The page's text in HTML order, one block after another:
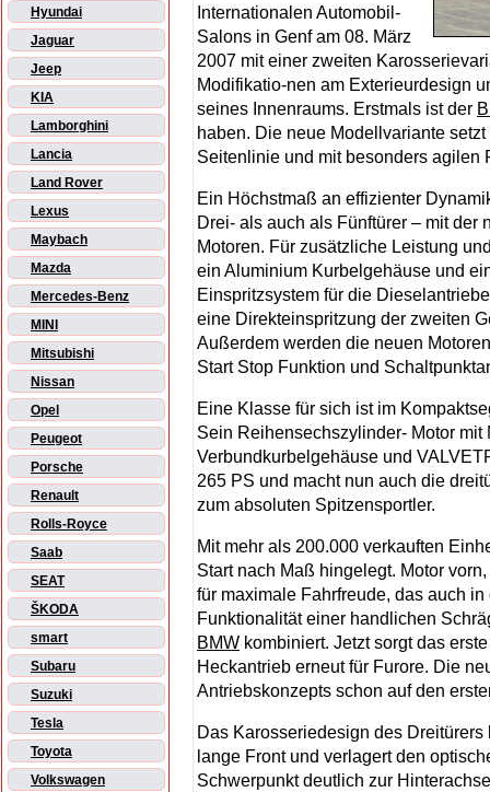
Hyundai
Jaguar
Jeep
KIA
Lamborghini
Lancia
Land Rover
Lexus
Maybach
Mazda
Mercedes-Benz
MINI
Mitsubishi
Nissan
Opel
Peugeot
Porsche
Renault
Rolls-Royce
Saab
SEAT
ŠKODA
smart
Subaru
Suzuki
Tesla
Toyota
Volkswagen
Internationalen Automobil-
Salons in Genf am 08. März
2007 mit einer zweiten
Modifikatio-nen am Exterieurdesign
seines Innenraums. Erstmals ist der
haben. Die neue Modellvariante
Seitenlinie und mit besonders agilen
Ein Höchstmaß an effizienter
Drei- als auch als Fünftürer – mit der
Motoren. Für zusätzliche Leistung
ein Aluminium Kurbelgehäuse und
Einspritzsystem für die
eine Direkteinspritzung der zweiten
Außerdem werden die neuen
Start Stop Funktion und
Eine Klasse für sich ist im
Sein Reihensechszylinder- Motor
Verbundkurbelgehäuse und
265 PS und macht nun auch die
zum absoluten Spitzensportler.
Mit mehr als 200.000 verkauften
Start nach Maß hingelegt. Motor
für maximale Fahrfreude, das auch
Funktionalität einer handlichen
BMW kombiniert. Jetzt sorgt das
Heckantrieb erneut für Furore. Die
Antriebskonzepts schon auf den
Das Karosseriedesign des Dreitürers
lange Front und verlagert den
Schwerpunkt deutlich zur